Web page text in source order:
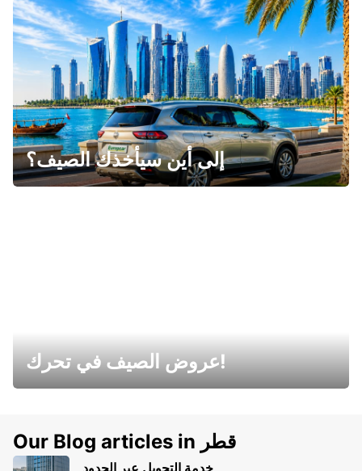
إلى أين سيأخذك الصيف؟
عروض الصيف في تحرك!
Our Blog articles in قطر